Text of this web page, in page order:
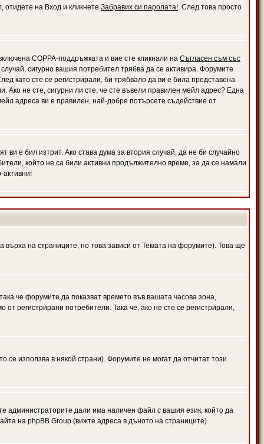
на Вход и кликнете Забравих си паролата!. След това просто
COPPA-поддръжката и вие сте кликнали на Съгласен съм със
сигурно вашия потребител трябва да се активира. Форумите
като сте се регистрирали, би трябвало да ви е била представена
не сте, сигурни ли сте, че сте въвели правилен мейл адрес? Една
адреса ви е правилен, най-добре потърсете съдействие от
е бил изтрит. Ако става дума за втория случай, да не би случайно
който не са били активни продължително време, за да се намали
активни!
на страниците, но това зависи от Темата на форумите). Това ще
че форумите да показват времето във вашата часова зона,
регистрирани потребители. Така че, ако не сте се регистрирали,
се използва в някой страни). Форумите не могат да отчитат този
администраторите дали има наличен файл с вашия език, който да
на phpBB Group (вижте адреса в дъното на страниците)